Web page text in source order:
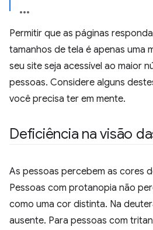
Permitir que as páginas
tamanhos de tela é apenas uma
seu site seja acessível ao maior
pessoas. Considere alguns
você precisa ter em mente.
Deficiência na visão
As pessoas percebem as cores
Pessoas com protanopia não
como uma cor distinta. Na
ausente. Para pessoas com